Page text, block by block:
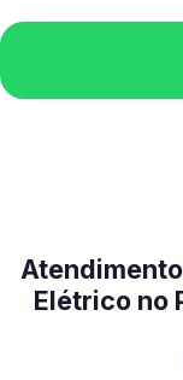
Elétrico no